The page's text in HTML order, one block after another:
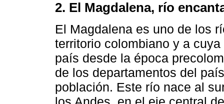
2. El Magdalena, río
El Magdalena es uno de los
territorio colombiano y a
país desde la época
de los departamentos del
población. Este río nace al